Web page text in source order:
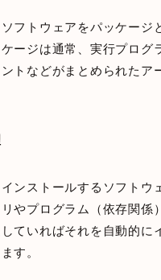
フトウェアをパッケージ
ージは通常、実行プログ
トなどがまとめられたア
ンストールするソフトウ
やプログラム（依存関係
ていればそれを自動的に
す。